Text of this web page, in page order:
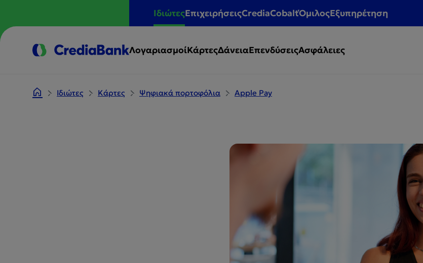
ΙδιώτεςΕπιχειρήσειςCrediaCobaltΌμιλοςΕξυπηρέτηση
ΛογαριασμοίΚάρτεςΔάνειαΕπενδύσειςΑσφάλειες
Ιδιώτες Κάρτες Ψηφιακά πορτοφόλια Apple Pay